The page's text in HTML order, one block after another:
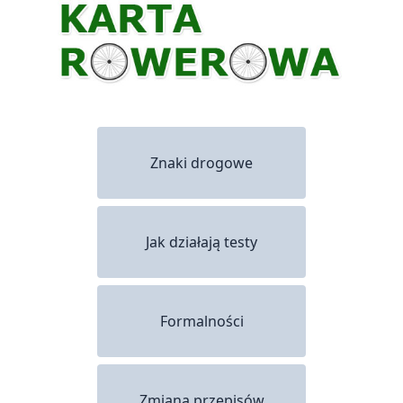
Znaki drogowe
Jak działają testy
Formalności